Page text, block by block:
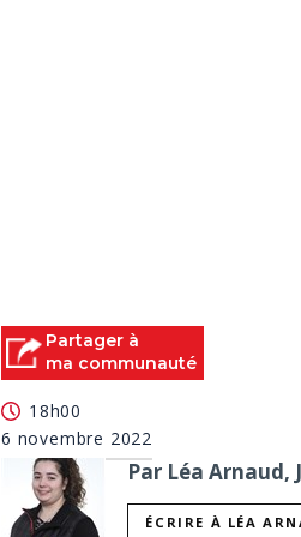
Partager à
ma communauté
18h00
6 novembre 2022
Par Léa Arnaud,
ÉCRIRE À LÉA